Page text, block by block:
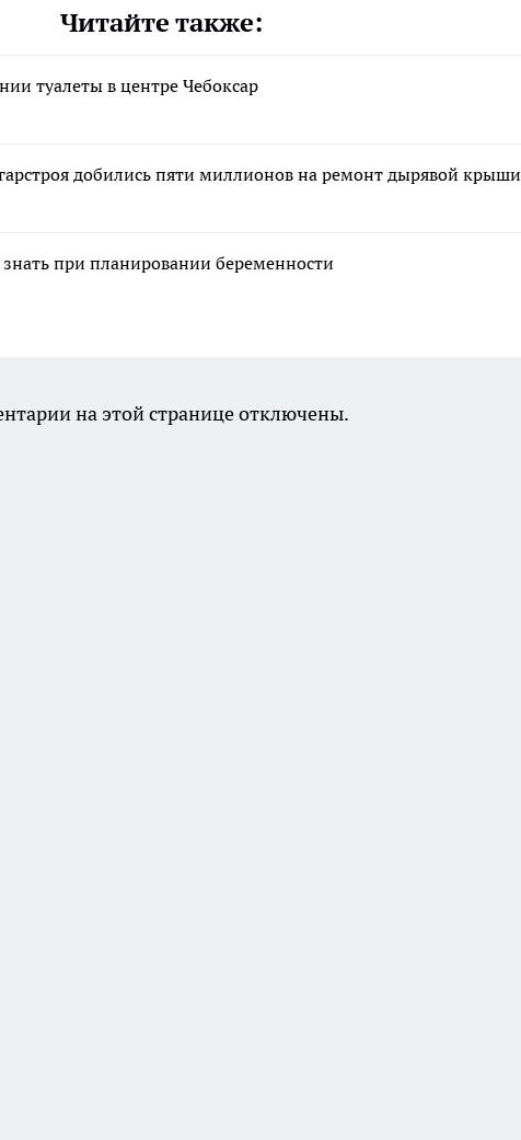
Читайте также:
туалеты в центре Чебоксар
добились пяти миллионов на ремонт дырявой крыши
при планировании беременности
на этой странице отключены.